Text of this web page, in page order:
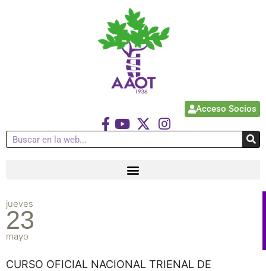
Acceso Socios
jueves
23
mayo
CURSO OFICIAL NACIONAL TRIENAL DE